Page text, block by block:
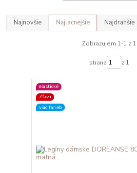
Najnovšie Najlacnejšie Najdrahšie
Zobrazujem 1-1 z 1
strana z 1
elastické
Zľava
viac farieb